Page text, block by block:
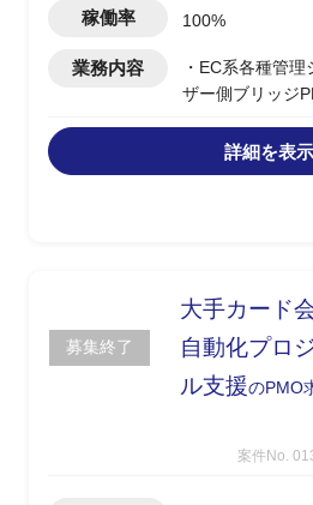
稼働率 100%
業務内容
・EC系各種管
ザー側ブリッジ
管理、ドキュメ
・英語を用いた
も一部発生
詳細を表示
募集終了
大手カード
自動化プロ
ル支援のPMO
案件No.